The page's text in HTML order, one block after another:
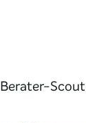
Berater-Scout